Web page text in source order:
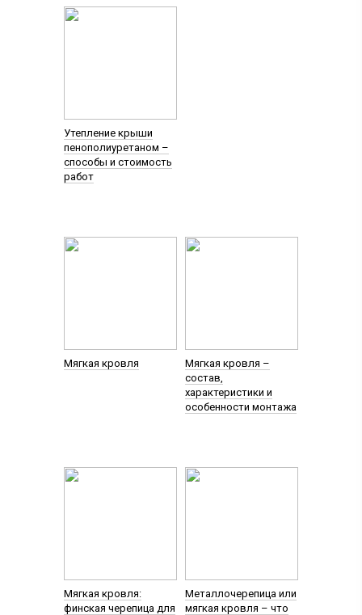
Утепление крыши
пенополиуретаном –
способы и стоимость
работ
Мягкая кровля
Мягкая кровля –
состав,
характеристики и
особенности монтажа
Мягкая кровля:
финская черепица для
Металлочерепица или
мягкая кровля – что